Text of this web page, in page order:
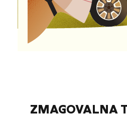
ZMAGOVALNA